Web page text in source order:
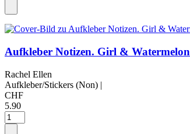
Aufkleber Notizen. Girl & Watermelon
Rachel Ellen
Aufkleber/Stickers (Non) |
CHF
5.90